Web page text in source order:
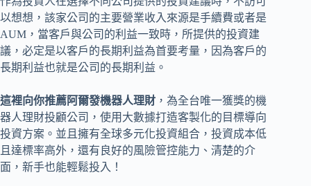
以想想，該家公司的主要營業收入來源是手續費或者是
AUM，當客戶與公司的利益一致時，所提供的投資建
議，必定是以客戶的長期利益為首要考量，因為客戶的
長期利益也就是公司的長期利益。
這裡向你推薦阿爾發機器人理財 ，為全台唯一獲獎的機
器人理財投顧公司，使用大數據打造客製化的目標導向
投資方案。並且擁有全球多元化投資組合，投資成本低
且達標率高外，還有良好的風險管控能力、清楚的介
面，新手也能輕鬆投入！